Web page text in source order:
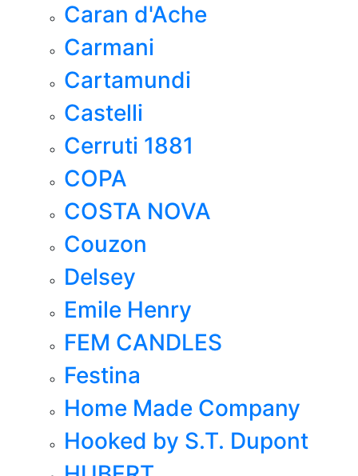
Caran d'Ache
Carmani
Cartamundi
Castelli
Cerruti 1881
COPA
COSTA NOVA
Couzon
Delsey
Emile Henry
FEM CANDLES
Festina
Home Made Company
Hooked by S.T. Dupont